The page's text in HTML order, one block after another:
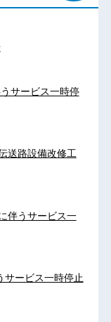
サービス一時停
送路設備改修工
伴うサービス一
サービス一時停止